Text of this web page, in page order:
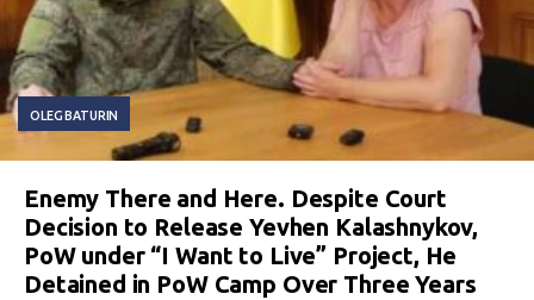
OLEG BATURIN
Enemy There and Here. Despite Court
Decision to Release Yevhen Kalashnykov,
PoW under “I Want to Live” Project, He
Detained in PoW Camp Over Three Years